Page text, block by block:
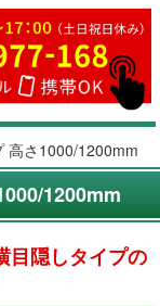
高さ1000/1200mm
1200mm
目隠しタイプの